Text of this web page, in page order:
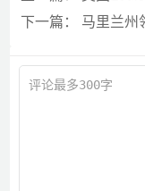
下一篇：
马里兰州